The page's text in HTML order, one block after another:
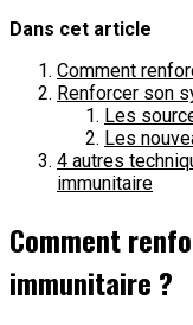
Dans cet article
Comment
Renforcer son
Les
Les
4 autres
immunitaire
Comment
immunitaire ?